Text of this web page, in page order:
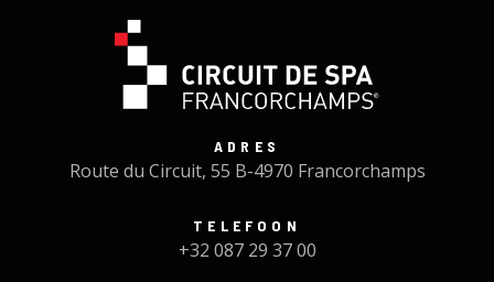
ADRES
Route du Circuit, 55 B-4970 Francorchamps
TELEFOON
+32 087 29 37 00